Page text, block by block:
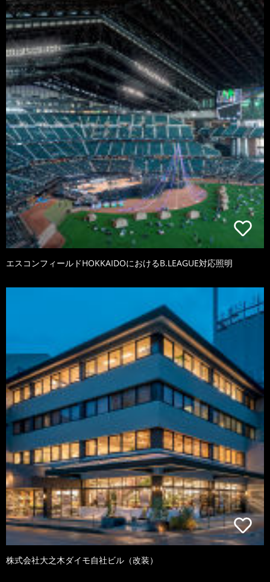
エスコンフィールドHOKKAIDOにおけるB.LEAGUE対応照明
株式会社大之木ダイモ自社ビル（改装）